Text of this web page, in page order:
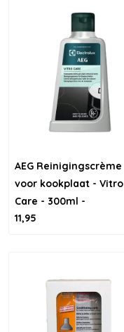
AEG Reinigingscrème
voor kookplaat - Vitro
Care - 300ml -
9029865244
11,95